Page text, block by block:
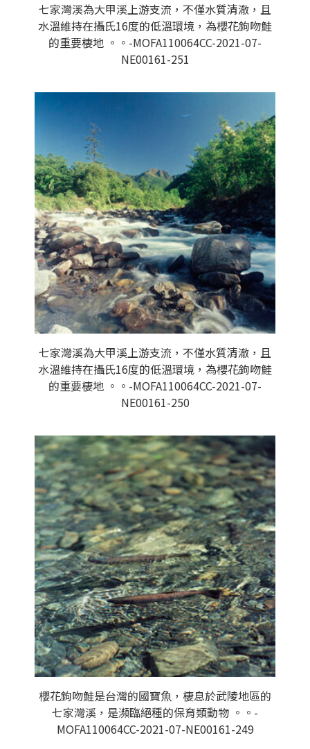
七家灣溪為大甲溪上游支流，不僅水質清澈，且
水溫維持在攝氏16度的低溫環境，為櫻花鉤吻鮭
的重要棲地 。。-MOFA110064CC-2021-07-
NE00161-251
七家灣溪為大甲溪上游支流，不僅水質清澈，且
水溫維持在攝氏16度的低溫環境，為櫻花鉤吻鮭
的重要棲地 。。-MOFA110064CC-2021-07-
NE00161-250
櫻花鉤吻鮭是台灣的國寶魚，棲息於武陵地區的
七家灣溪，是瀕臨絕種的保育類動物 。。-
MOFA110064CC-2021-07-NE00161-249